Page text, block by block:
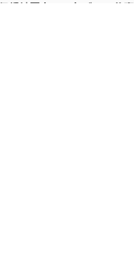
伊都地区ウエストゾーン分室